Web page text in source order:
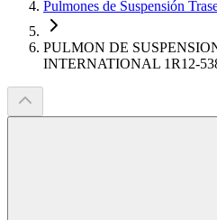
Pulmones de Suspensión
PULMON DE
INTERNATIONAL 1R12-